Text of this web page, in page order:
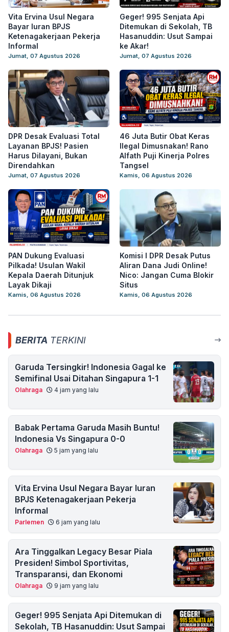
Vita Ervina Usul Negara
Bayar Iuran BPJS
Ketenagakerjaan Pekerja
Informal
Jumat, 07 Agustus 2026
Geger! 995 Senjata Api
Ditemukan di Sekolah, TB
Hasanuddin: Usut Sampai
ke Akar!
Jumat, 07 Agustus 2026
DPR Desak Evaluasi Total
Layanan BPJS! Pasien
Harus Dilayani, Bukan
Direndahkan
Jumat, 07 Agustus 2026
46 Juta Butir Obat Keras
Ilegal Dimusnakan! Rano
Alfath Puji Kinerja Polres
Tangsel
Kamis, 06 Agustus 2026
PAN Dukung Evaluasi
Pilkada! Usulan Wakil
Kepala Daerah Ditunjuk
Layak Dikaji
Kamis, 06 Agustus 2026
Komisi I DPR Desak Putus
Aliran Dana Judi Online!
Nico: Jangan Cuma Blokir
Situs
Kamis, 06 Agustus 2026
BERITA TERKINI
Garuda Tersingkir! Indonesia Gagal ke
Semifinal Usai Ditahan Singapura 1-1
Olahraga 4 jam yang lalu
Babak Pertama Garuda Masih Buntu!
Indonesia Vs Singapura 0-0
Olahraga 5 jam yang lalu
Vita Ervina Usul Negara Bayar Iuran
BPJS Ketenagakerjaan Pekerja
Informal
Parlemen 6 jam yang lalu
Ara Tinggalkan Legacy Besar Piala
Presiden! Simbol Sportivitas,
Transparansi, dan Ekonomi
Olahraga 9 jam yang lalu
Geger! 995 Senjata Api Ditemukan di
Sekolah, TB Hasanuddin: Usut Sampai